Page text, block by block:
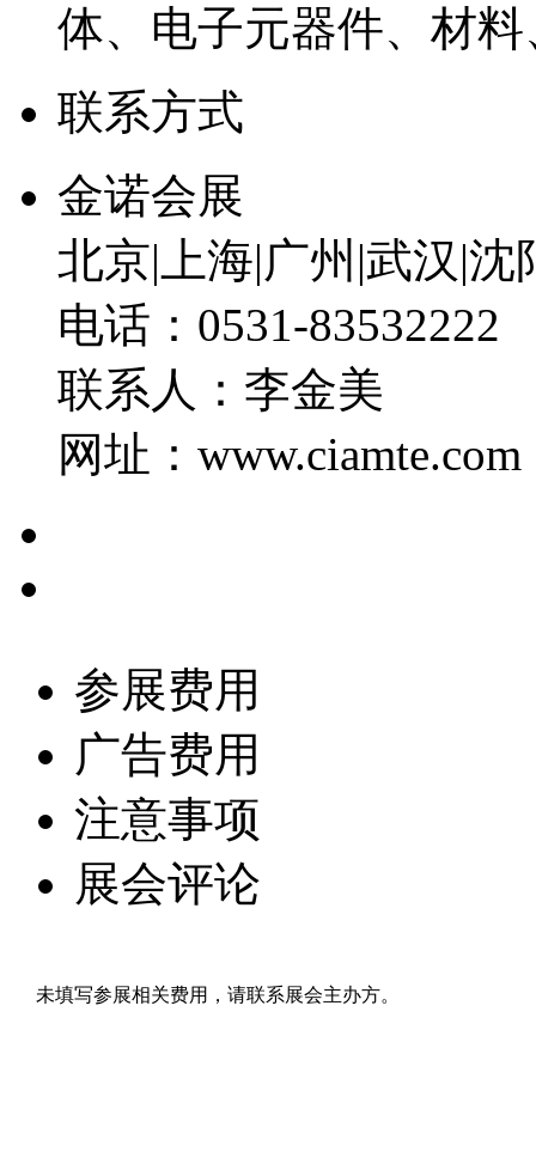
体、电子元器件、材
联系方式
金诺会展
北京|上海|广州|武汉|
电话：0531-
联系人：李金美
网址：
参展费用
广告费用
注意事项
展会评论
未填写参展相关费用，请联系展会主办方。